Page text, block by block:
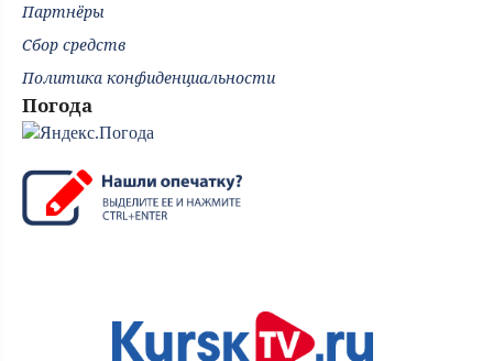
Партнёры
Сбор средств
Политика конфиденциальности
Погода